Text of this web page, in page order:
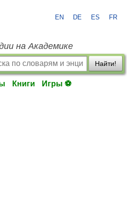
EN DE ES FR
на Академике
Найти!
Книги Игры ⚽